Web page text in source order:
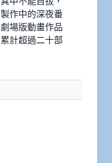
製作中的深夜番
劇場版動畫作品
累計超過二十部